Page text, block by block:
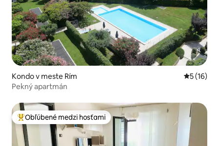
Kondo v meste Rím
5 (16)
Pekný apartmán
Najobľúbenejšie medzi hosťami
Obľúbené medzi hosťami